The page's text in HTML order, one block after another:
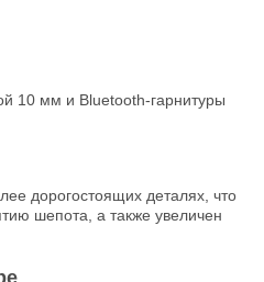
10 мм и Bluetooth-гарнитуры
дорогостоящих деталях, что
шепота, а также увеличен